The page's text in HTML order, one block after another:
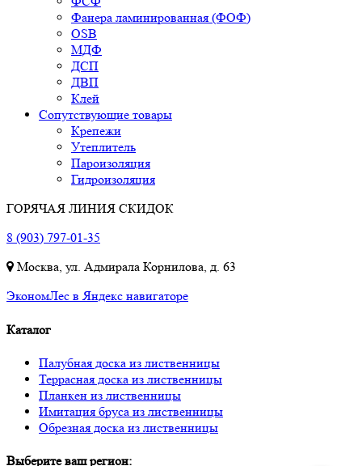
Фанера ламинированная (ФОФ)
OSB
МДФ
ДСП
ДВП
Клей
Сопутствующие товары
Крепежи
Утеплитель
Пароизоляция
Гидроизоляция
ГОРЯЧАЯ ЛИНИЯ СКИДОК
8 (903) 797-01-35
Москва, ул. Адмирала Корнилова, д. 63
ЭкономЛес в Яндекс навигаторе
Каталог
Палубная доска из лиственницы
Террасная доска из лиственницы
Планкен из лиственницы
Имитация бруса из лиственницы
Обрезная доска из лиственницы
Выберите ваш регион: